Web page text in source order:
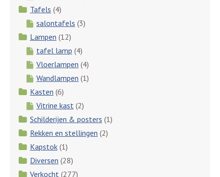
Tafels (4)
salontafels (3)
Lampen (12)
tafel lamp (4)
Vloerlampen (4)
Wandlampen (1)
Kasten (6)
Vitrine kast (2)
Schilderijen & posters (1)
Rekken en stellingen (2)
Kapstok (1)
Diversen (28)
Verkocht (277)